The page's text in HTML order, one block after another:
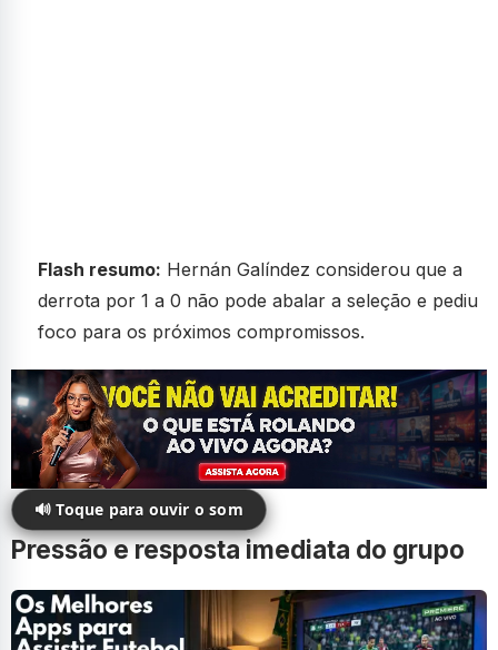
Flash resumo: Hernán Galíndez considerou que a
derrota por 1 a 0 não pode abalar a seleção e pediu
foco para os próximos compromissos.
🔊 Toque para ouvir o som
Pressão e resposta imediata do grupo